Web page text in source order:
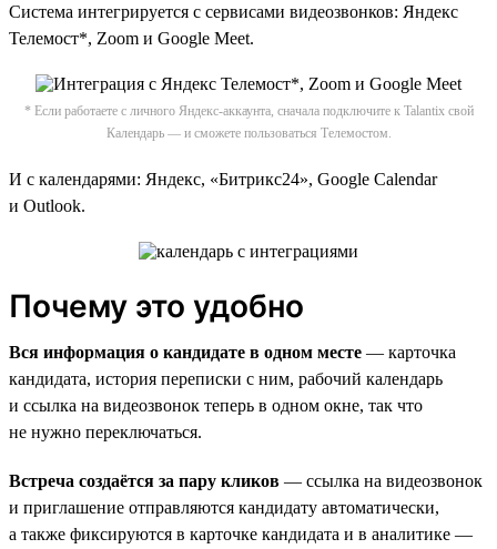
Система интегрируется c сервисами видеозвонков: Яндекс
Телемост*, Zoom и Google Meet.
* Если работаете с личного Яндекс-аккаунта, сначала подключите к Talantix свой
Календарь — и сможете пользоваться Телемостом.
И с календарями: Яндекс, «Битрикс24», Google Calendar
и Outlook.
Почему это удобно
Вся информация о кандидате в одном месте — карточка
кандидата, история переписки с ним, рабочий календарь
и ссылка на видеозвонок теперь в одном окне, так что
не нужно переключаться.
Встреча создаётся за пару кликов — ссылка на видеозвонок
и приглашение отправляются кандидату автоматически,
а также фиксируются в карточке кандидата и в аналитике —